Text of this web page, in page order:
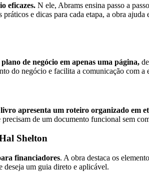
eficazes. N ele, Abrams ensina passo a
e dicas para cada etapa, a obra
de negócio em apenas uma página,
do negócio e facilita a comunicação com a
apresenta um roteiro organizado em
de um documento funcional sem
Shelton
financiadores. A obra destaca os
deseja um guia direto e aplicável.